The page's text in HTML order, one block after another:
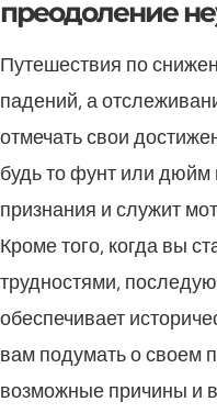
преодоление
Путешествия по
падений, а
отмечать свои
будь то фунт или дюйм
признания и служит
Кроме того, когда вы
трудностями,
обеспечивает
вам подумать о своем
возможные причины и